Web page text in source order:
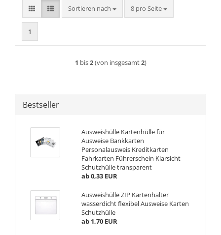
Sortieren nach
Sortieren nach 8 pro Seite
pro Seite
1
1 bis2(von insgesamt2)
Bestseller
Ausweishülle Kartenhülle für
Ausweise Bankkarten
Personalausweis Kreditkarten
Fahrkarten Führerschein Klarsicht
Schutzhülle transparent
ab 0,33 EUR
Ausweishülle ZIP Kartenhalter
wasserdicht flexibel Ausweise Karten
Schutzhülle
ab 1,70 EUR